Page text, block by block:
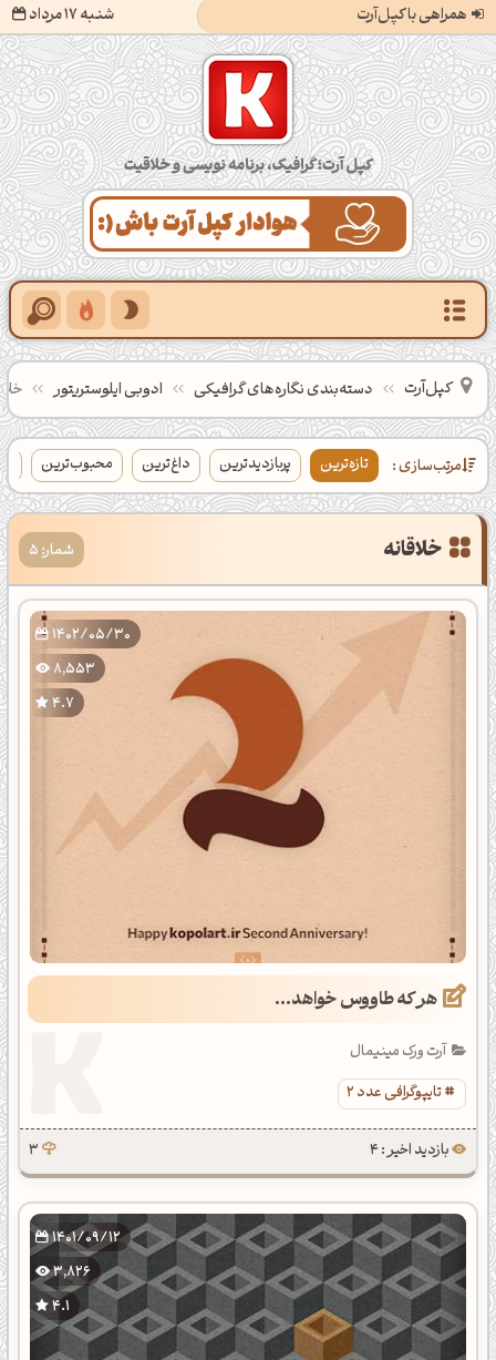
همراهی با کپل‌آرت شنبه 17 مرداد
کپل‌آرت؛ گرافیک، برنامه‌نویسی و خلاقیت
کپل‌آرت دسته‌بندی‌ نگاره‌های گرافیکی ادوبی ایلوستریتور
مرتب‌سازی : تازه‌ترین پربازدیدترین داغ‌ترین محبوب‌ترین
خلاقانه شمار: 5
1402/05/30
8,553
4.7
هر که طاووس خواهد...
آرت ورک مینیمال
تایپوگرافی عدد 2
بازدید اخیر : 4 3
1401/09/12
3,826
4.1